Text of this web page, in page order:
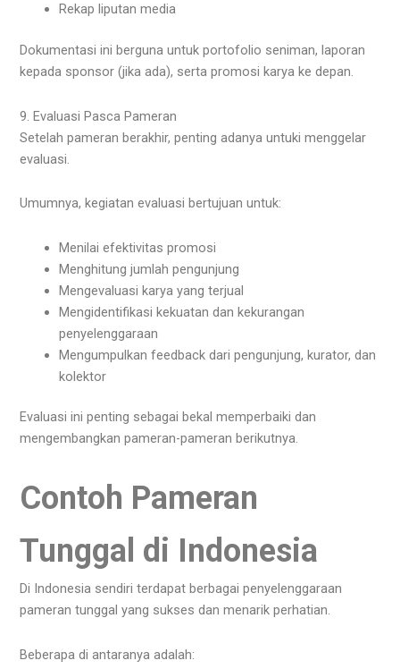
Rekap liputan media
Dokumentasi ini berguna untuk portofolio seniman, laporan
kepada sponsor (jika ada), serta promosi karya ke depan.
9. Evaluasi Pasca Pameran
Setelah pameran berakhir, penting adanya untuki menggelar
evaluasi.
Umumnya, kegiatan evaluasi bertujuan untuk:
Menilai efektivitas promosi
Menghitung jumlah pengunjung
Mengevaluasi karya yang terjual
Mengidentifikasi kekuatan dan kekurangan
penyelenggaraan
Mengumpulkan feedback dari pengunjung, kurator, dan
kolektor
Evaluasi ini penting sebagai bekal memperbaiki dan
mengembangkan pameran-pameran berikutnya.
Contoh Pameran
Tunggal di Indonesia
Di Indonesia sendiri terdapat berbagai penyelenggaraan
pameran tunggal yang sukses dan menarik perhatian.
Beberapa di antaranya adalah: